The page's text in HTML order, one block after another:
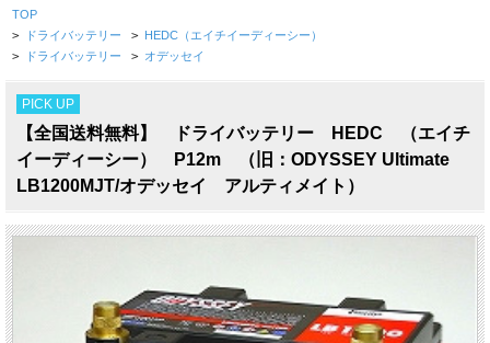
TOP
> ドライバッテリー > HEDC（エイチイーディーシー）
> ドライバッテリー > オデッセイ
PICK UP
【全国送料無料】 ドライバッテリー HEDC （エイチ
イーディーシー） P12m （旧：ODYSSEY Ultimate
LB1200MJT/オデッセイ アルティメイト）